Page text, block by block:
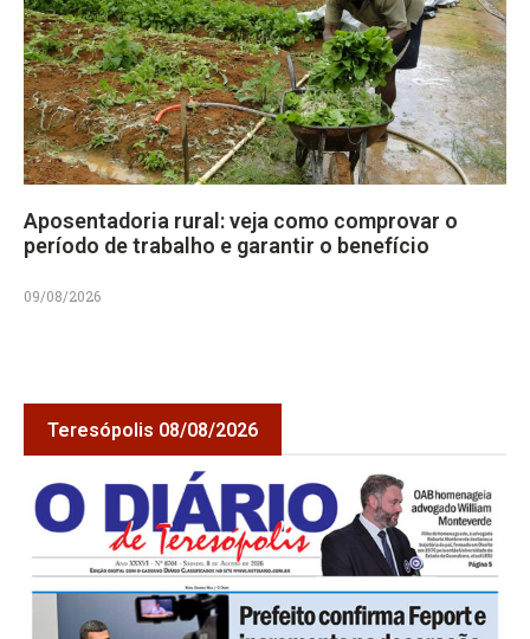
Aposentadoria rural: veja como comprovar o
período de trabalho e garantir o benefício
09/08/2026
Teresópolis 08/08/2026